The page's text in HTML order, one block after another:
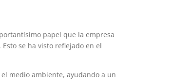
papel que la empresa
se ha visto reflejado en el
medio ambiente, ayudando a un